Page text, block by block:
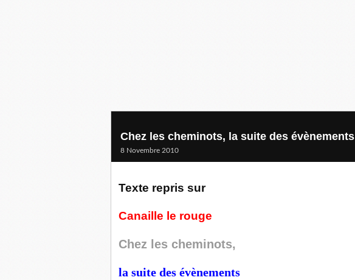
Chez les cheminots, la suite des évènements
8 Novembre 2010
Texte repris sur
Canaille le rouge
Chez les cheminots,
la suite des évènements